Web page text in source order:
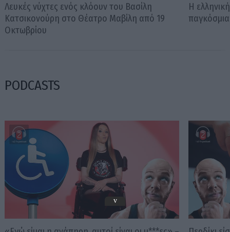
Λευκές νύχτες ενός κλόουν του Βασίλη
Κατσικονούρη στο Θέατρο Μαβίλη από 19
Οκτωβρίου
Η
PODCASTS
v